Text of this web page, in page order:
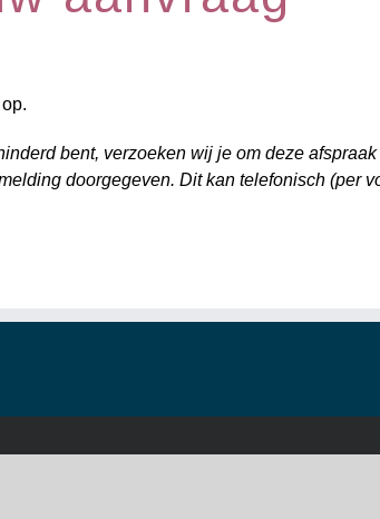
bent, verzoeken wij je om deze
doorgegeven. Dit kan telefonisch (per